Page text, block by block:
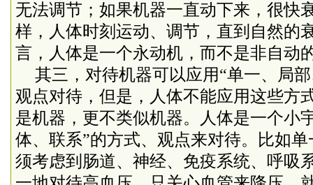
无法调节；如果机器一直动下来，很快
样，人体时刻运动、调节，直到自然的
言，人体是一个永动机，而不是非自动
其三，对待机器可以应用“单一、局
观点对待，但是，人体不能应用这些方
是机器，更不类似机器。人体是一个小
体、联系”的方式、观点来对待。比如
须考虑到肠道、神经、免疫系统、呼吸